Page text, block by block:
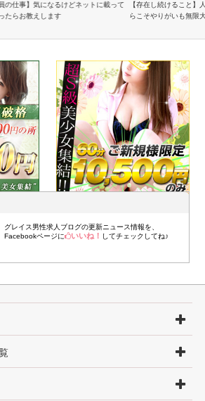
の仕事】気になるけどネットに載って
たらお教えします
【存在し続けること】
らこそやりがいも無限
グレイス男性求人ブログの更新ニュース情報を、
Facebookページに
いいね！ してチェックしてね♪